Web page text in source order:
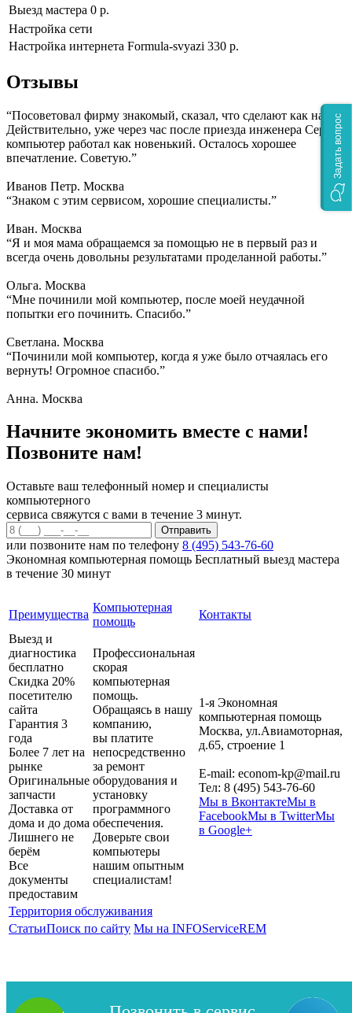
Выезд мастера 0 р.
Настройка сети
Настройка интернета Formula-svyazi 330 р.
Отзывы
“Посоветовал фирму знакомый, сказал, что сделают как надо.
Действительно, уже через час после приезда инженера Сергея
компьютер работал как новенький. Осталось хорошее
впечатление. Советую.”
Иванов Петр. Москва
“Знаком с этим сервисом, хорошие специалисты.”
Иван. Москва
“Я и моя мама обращаемся за помощью не в первый раз и
всегда очень довольны результатами проделанной работы.”
Ольга. Москва
“Мне починили мой компьютер, после моей неудачной
попытки его починить. Спасибо.”
Светлана. Москва
“Починили мой компьютер, когда я уже было отчаялась его
вернуть! Огромное спасибо.”
Анна. Москва
Начните экономить вместе с нами!
Позвоните нам!
Оставьте ваш телефонный номер и специалисты
компьютерного
сервиса свяжутся с вами в течение 3 минут.
или позвоните нам по телефону 8 (495) 543-76-60
Экономная компьютерная помощь Бесплатный выезд мастера
в течение 30 минут
Преимущества
Компьютерная
помощь
Контакты
Выезд и
диагностика
бесплатно
Скидка 20%
посетителю
сайта
Гарантия 3
года
Более 7 лет на
рынке
Оригинальные
запчасти
Доставка от
дома и до дома
Лишнего не
берём
Все
документы
предоставим
Профессиональная
скорая
компьютерная
помощь.
Обращаясь в нашу
компанию,
вы платите
непосредственно
за ремонт
оборудования и
установку
программного
обеспечения.
Доверьте свои
компьютеры
нашим опытным
специалистам!
1-я Экономная
компьютерная помощь
Москва, ул.Авиамоторная,
д.65, строение 1
E-mail: econom-kp@mail.ru
Тел: 8 (495) 543-76-60
Мы в ВконтактеМы в
FacebookМы в TwitterМы
в Google+
Территория обслуживания
СтатьиПоиск по сайту Мы на INFOServiceREM
Copyright 2026| 1-я Компьютерная помощь. Сайт не является
Задать вопрос